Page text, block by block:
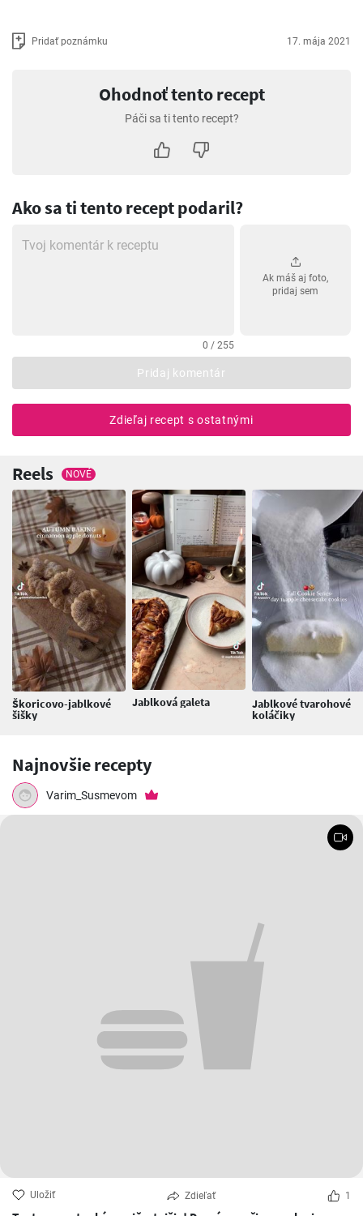
Pridať poznámku 17. mája 2021
Ohodnoť tento recept
Páči sa ti tento recept?
Ako sa ti tento recept podaril?
0 / 255
Ak máš aj foto,
pridaj sem
Pridaj komentár
Zdieľaj recept s ostatnými
Reels NOVÉ
Škoricovo-jablkové
šišky
Jablková galeta Jablkové tvarohové
koláčiky
Najnovšie recepty
Varim_Susmevom
Uložiť Zdieľať 1